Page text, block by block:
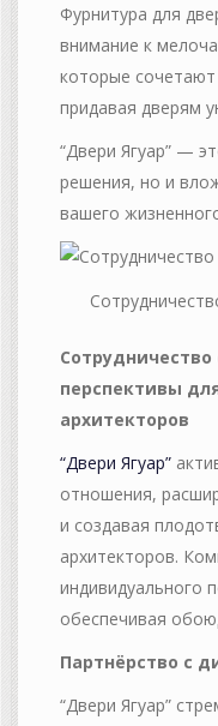
Фурнитура для
внимание к
которые сочетают
придавая дверям
“Двери Ягуар” —
решения, но и
вашего
Сотрудничество
перспективы
архитекторов
“Двери Ягуар”
отношения,
и создавая
архитекторов.
индивидуального
обеспечивая
Партнёрство с
“Двери Ягуар”